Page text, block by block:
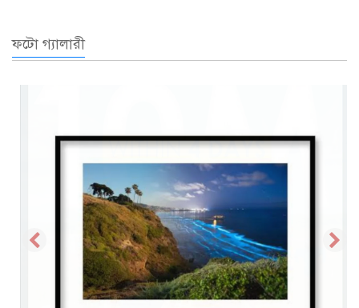
ফটো গ্যালারী